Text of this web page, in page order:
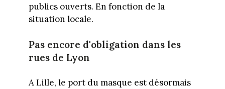
publics ouverts. En fonction de la
situation locale.
Pas encore d'obligation dans les
rues de Lyon
A Lille, le port du masque est désormais